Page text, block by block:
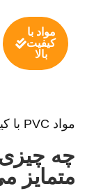
مواد با
کیفیت
بالا
مواد PVC با کیفیت بالا
چه
متمایز